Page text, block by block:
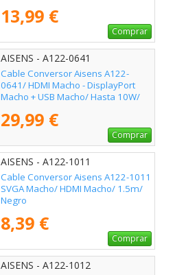
13,99 €
Comprar
AISENS - A122-0641
Cable Conversor Aisens A122-
0641/ HDMI Macho - DisplayPort
Macho + USB Macho/ Hasta 10W/
29,99 €
Comprar
AISENS - A122-1011
Cable Conversor Aisens A122-1011
SVGA Macho/ HDMI Macho/ 1.5m/
Negro
8,39 €
Comprar
AISENS - A122-1012